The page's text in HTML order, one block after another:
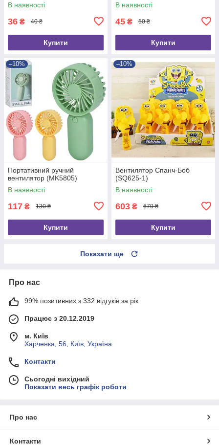
В наявності
36 ₴ 40 ₴
Купити
В наявності
45 ₴ 50 ₴
Купити
–10%
Портативний ручний
вентилятор (MK5805)
В наявності
117 ₴ 130 ₴
Купити
–10%
Вентилятор Спанч-Боб
(SQ625-1)
В наявності
603 ₴ 670 ₴
Купити
Показати ще
Про нас
99% позитивних з 332 відгуків за рік
Працює з 20.12.2019
м. Київ
Харченка, 56, Київ, Україна
Контакти
Сьогодні вихідний
Показати весь графік роботи
Про нас
Контакти